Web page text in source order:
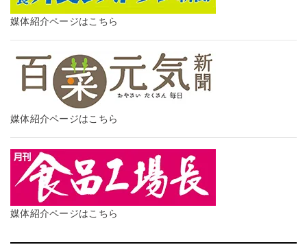
媒体紹介ページはこちら
媒体紹介ページはこちら
媒体紹介ページはこちら